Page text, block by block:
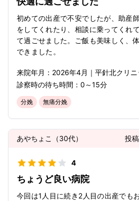
初めての出産で不安でしたが、助産
をしてくれたり、相談に乗ってくれ
て過ごせました。ご飯も美味しく、
できました。
来院年月： 2026年4月 ｜ 平針北クリニ
診察時の待ち時間： 0～15分
分娩 無痛分娩
あやちょこ （30代） 投
4
ちょうど良い病院
今回は1人目に続き2人目の出産でも